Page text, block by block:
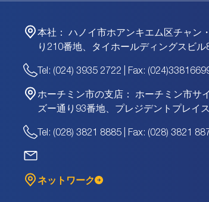
本社：
ハノイ市ホアンキエム区チャン
り210番地、タイホールディングスビル
Tel: (024) 3935 2722 | Fax:
ホーチミン市の支店：
ホーチミン市サ
ズー通り93番地、プレジデントプレイ
Tel: (028) 3821 8885 | Fax: (028) 3821
ネットワーク